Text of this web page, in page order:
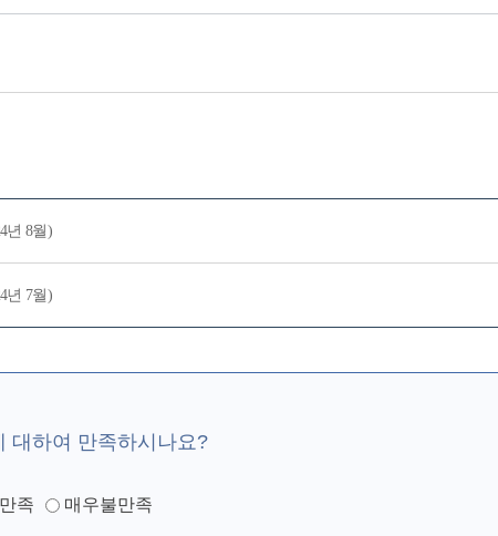
년 8월)
년 7월)
대하여 만족하시나요?
족 매우불만족